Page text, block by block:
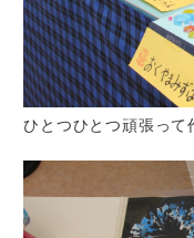
ひとつひとつ頑張って